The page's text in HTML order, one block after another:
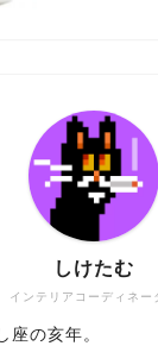
インテリアコーディネー
しけたむ
座の亥年。